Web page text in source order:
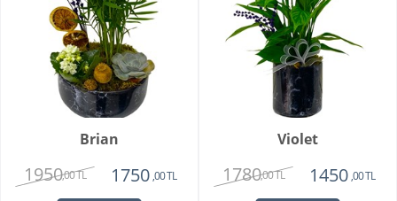
Brian
1950,00 TL 1750 ,00 TL
Violet
1780,00 TL 1450 ,00 TL